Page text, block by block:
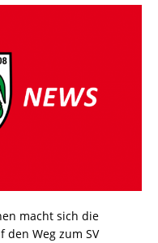
macht sich die
den Weg zum SV